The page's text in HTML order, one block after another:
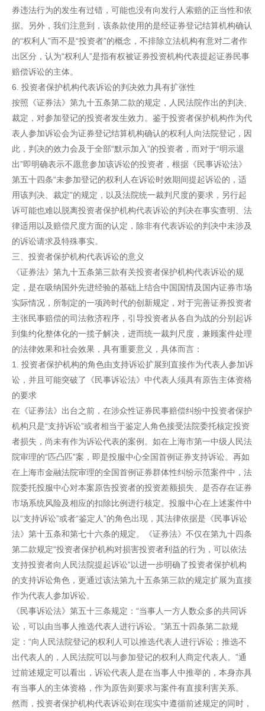
券违法行为的发生有过错，可能也没有向发行人索赔的正当性和依
据。另外，我们注意到，该条款使用的是经证券登记结算机构确认
的“权利人”而不是“投资者”的概念，不排除立法机构有意对二者作
出区分，认为“权利人”是指有权被证券投资机构代表提起证券民事
赔偿诉讼的主体。
6. 投资者保护机构代表诉讼的判决效力具有扩张性
按照《证券法》第九十五条第二款的规定，人民法院作出的判决、
裁定，对参加登记的投资者发生效力。鉴于投资者保护机构作为代
表人参加诉讼会为证券登记结算机构确认的权利人向法院登记，因
此，判决的效力会及于全部“默示加入”的投资者，而对于“明示退
出”即明确表示不愿意参加该诉讼的投资者，根据《民事诉讼法》
第五十四条“未参加登记的权利人在诉讼时效期间提起诉讼的，适
用该判决、裁定”的规定，以及法院统一裁判尺度的要求，另行起
诉可能也难以脱离投资者保护机构代表诉讼的判决在事实查明、法
律适用以及赔偿尺度方面的认定，除非有代表诉讼的判决中未涉及
的诉讼请求及特殊事实。
三、投资者保护机构代表诉讼的意义
《证券法》第九十五条第三款有关投资者保护机构代表诉讼的规
定，是在吸纳国外先进经验的基础上结合中国国情及国内证券市场
实际情况，所制定的一项跨时代的创新规定，对于完善证券投资者
主张民事赔偿的司法救济程序，引导投资者从各自为战的分别起诉
到集约化整体化的一揽子解决，进而统一裁判尺度，兼顾案件处理
的法律效果和社会效果，具有重要意义，具体而言：
1. 投资者保护机构的角色由支持诉讼扩展到直接作为代表人参加诉
讼，并且可能突破了《民事诉讼法》中代表人须具有原告主体资格
的要求
在《证券法》出台之前，在涉众性证券民事赔偿纠纷中投资者保护
机构只是“支持诉讼”或者相当于鉴定人角色接受法院委托核定投资
者损失，尚未有作为诉讼代表的案例。如在上海市第一中级人民法
院审理的“匹凸匹”案，即是投服中心全国首例证券支持诉讼。再如
在上海市金融法院审理的全国首例证券群体性纠纷示范案件中，法
院委托投服中心对本案原告投资者的投资差额损失、是否存在证券
市场系统风险及相应的扣除比例进行核定。投服中心在上述案件中
以“支持诉讼”或者“鉴定人”的角色出现，其法律依据是《民事诉讼
法》第十五条和第七十六条的规定。《证券法》不仅在第九十四条
第二款规定“投资者保护机构对损害投资者利益的行为，可以依法
支持投资者向人民法院提起诉讼”以进一步明确了投资者保护机构
的支持诉讼角色，更通过该法第九十五条第三款的规定扩展为直接
作为代表人参加诉讼。
《民事诉讼法》第五十三条规定：“当事人一方人数众多的共同诉
讼，可以由当事人推选代表人进行诉讼。”第五十四条第二款规
定：“向人民法院登记的权利人可以推选代表人进行诉讼；推选不
出代表人的，人民法院可以与参加登记的权利人商定代表人。”通
过前述规定可以看出，诉讼代表人是在当事人中推举的，本身亦具
有当事人的主体资格，作为原告则要求与案件有直接利害关系。
然而，投资者保护机构代表诉讼则在现实中遵循前述规定的同时，